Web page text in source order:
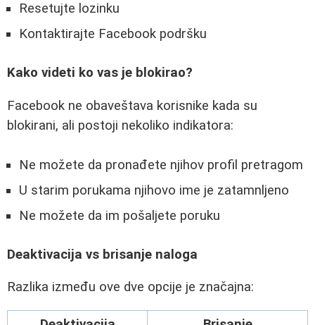
Resetujte lozinku
Kontaktirajte Facebook podršku
Kako videti ko vas je blokirao?
Facebook ne obaveštava korisnike kada su
blokirani, ali postoji nekoliko indikatora:
Ne možete da pronađete njihov profil pretragom
U starim porukama njihovo ime je zatamnljeno
Ne možete da im pošaljete poruku
Deaktivacija vs brisanje naloga
Razlika između ove dve opcije je značajna: